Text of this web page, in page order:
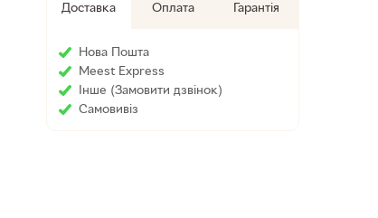
Доставка Оплата Гарантія
Нова Пошта
Meest Express
Інше (Замовити дзвінок)
Cамовивіз